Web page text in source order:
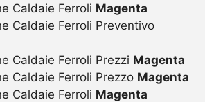
Caldaie Ferroli Magenta
Caldaie Ferroli Preventivo
Caldaie Ferroli Prezzi Magenta
Caldaie Ferroli Prezzo Magenta
Caldaie Ferroli Magenta